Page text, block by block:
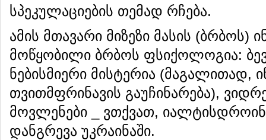
სპეკულაციების თემად რჩება.
ამის მთავარი მიზეზი მასის (ბრბოს)
მოწყობილი ბრბოს ფსიქოლოგია:
ნებისმიერი მისტერია (მაგალითად,
თვითმფრინავის გაუჩინარება),
მოვლენები _ ვთქვათ,
დანგრევა უკრაინაში.